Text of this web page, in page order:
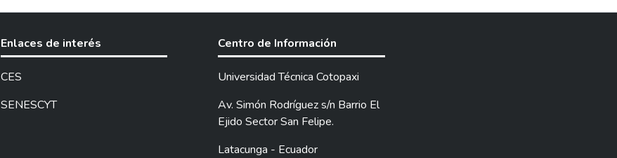
Enlaces de interés
CES
SENESCYT
Centro de Información
Universidad Técnica Cotopaxi
Av. Simón Rodríguez s/n Barrio El
Ejido Sector San Felipe.
Latacunga - Ecuador